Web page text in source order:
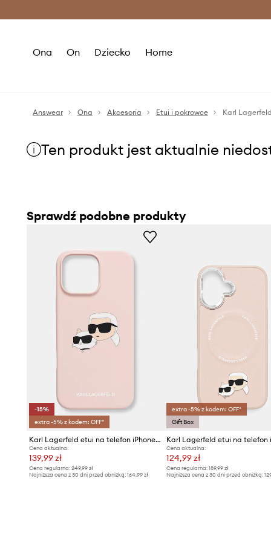
Ona On Dziecko Home
Answear Ona Akcesoria Etui i pokrowce Karl
Ten produkt jest aktualnie
Sprawdź podobne produkty
-15%
extra -5% z kodem: OFF*
Karl Lagerfeld etui na telefon iPhone 16 Pro Max
Cena aktualna:
139,99 zł
Cena regularna: 249,99 zł
Najniższa cena z 30 dni przed obniżką: 164,99 zł
extra -5% z kodem: OFF*
Gift Box
Cena aktualna:
124,99 zł
Cena regularna:189,99 zł
Najniższa cena z 30 dni przed obniżką: